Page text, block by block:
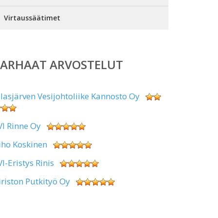
Virtaussäätimet
ARVOSTELUT
Vesijohtoliike Kannosto Oy
Rinne Oy
Koskinen
Eristys Rinis
Putkityö Oy